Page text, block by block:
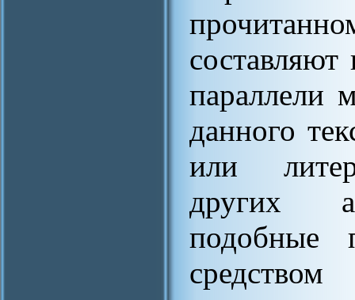
составляют
параллели
данного
или
других
подобные